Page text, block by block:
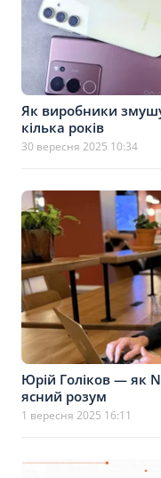
Як виробники
кілька років
30 вересня 2025 10:34
Юрій Голіков — як
ясний розум
1 вересня 2025 16:11